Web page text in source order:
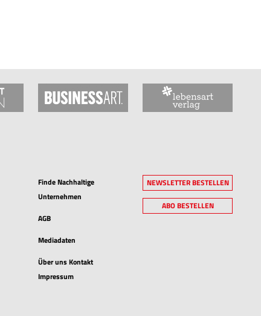
Finde Nachhaltige
Unternehmen
AGB
Mediadaten
Über uns Kontakt
Impressum
NEWSLETTER BESTELLEN
ABO BESTELLEN